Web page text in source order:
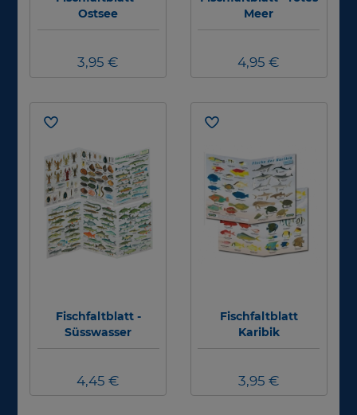
Ostsee
3,95 €
Meer
4,95 €
Fischfaltblatt -
Süsswasser
4,45 €
Fischfaltblatt
Karibik
3,95 €